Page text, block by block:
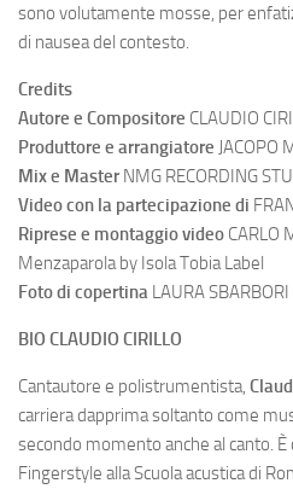
sono volutamente mosse, per
di nausea del contesto.
Credits
Autore e Compositore CLAUDIO
Produttore e arrangiatore JACOPO
Mix e MasterNMG RECORDING
Video con la partecipazione di
Riprese e montaggio video CARLO
Menzaparola by Isola Tobia Label
Foto di copertina LAURA SBARBORI
BIO CLAUDIO CIRILLO
Cantautore e polistrumentista,
carriera dapprima soltanto come
secondo momento anche al canto.
Fingerstyle alla Scuola acustica di